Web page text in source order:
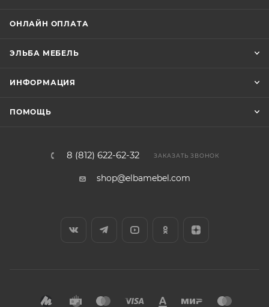
ОНЛАЙН ОПЛАТА
ЭЛЬБА МЕБЕЛЬ
ИНФОРМАЦИЯ
ПОМОЩЬ
8 (812) 622-62-32 ЗАКАЗАТЬ ЗВОНОК
shop@elbamebel.com